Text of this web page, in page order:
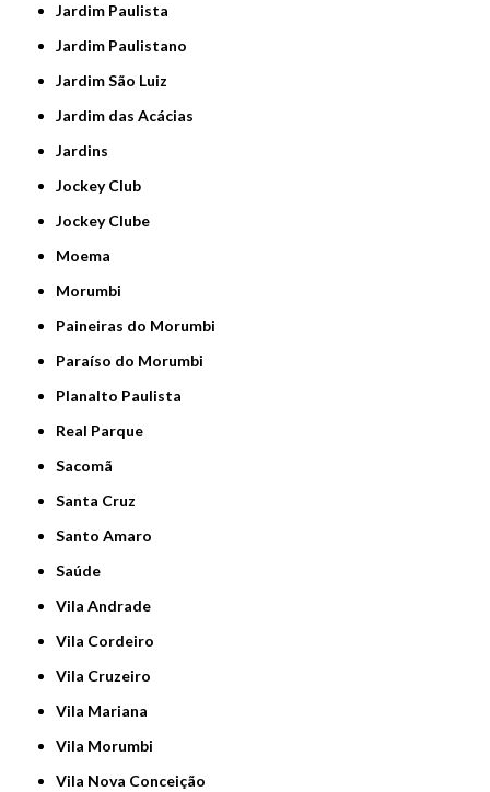
Jardim Paulista
Jardim Paulistano
Jardim São Luiz
Jardim das Acácias
Jardins
Jockey Club
Jockey Clube
Moema
Morumbi
Paineiras do Morumbi
Paraíso do Morumbi
Planalto Paulista
Real Parque
Sacomã
Santa Cruz
Santo Amaro
Saúde
Vila Andrade
Vila Cordeiro
Vila Cruzeiro
Vila Mariana
Vila Morumbi
Vila Nova Conceição